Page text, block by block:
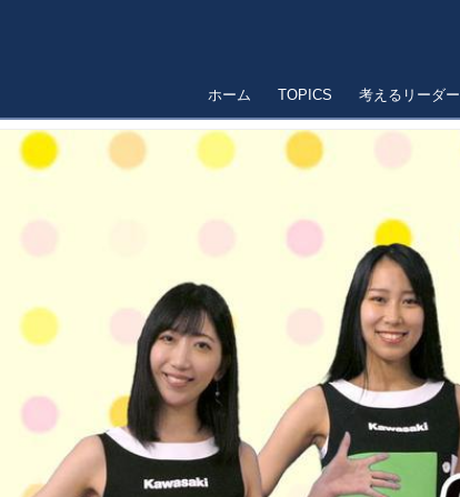
ホーム TOPICS 考えるリーダー